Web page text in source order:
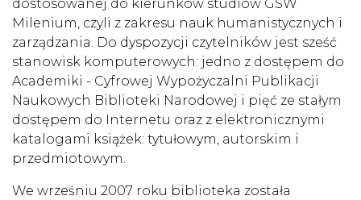
dostosowanej do kierunków studiów GSW
Milenium, czyli z zakresu nauk humanistycznych i
zarządzania. Do dyspozycji czytelników jest sześć
stanowisk komputerowych: jedno z dostępem do
Academiki - Cyfrowej Wypożyczalni Publikacji
Naukowych Biblioteki Narodowej i pięć ze stałym
dostępem do Internetu oraz z elektronicznymi
katalogami książek: tytułowym, autorskim i
przedmiotowym.
We wrześniu 2007 roku biblioteka została